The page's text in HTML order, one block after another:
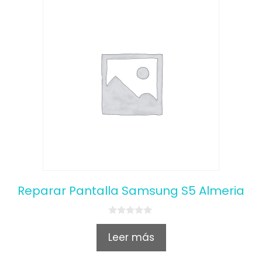
Reparar Pantalla Samsung S5 Almeria
0
u
Leer más